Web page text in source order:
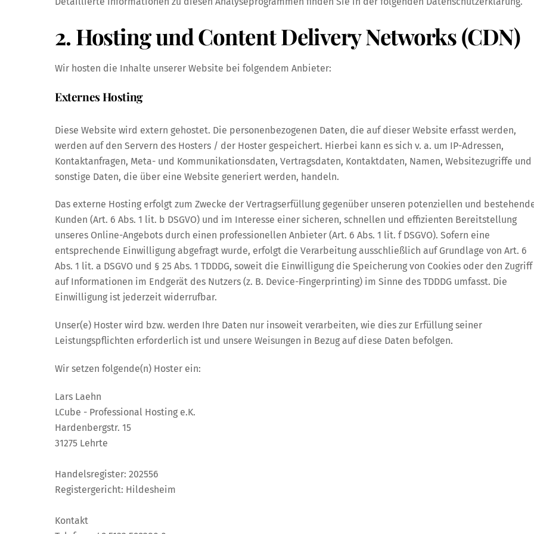
2. Hosting und Content Delivery Networks (CDN)
Wir hosten die Inhalte unserer Website bei folgendem Anbieter:
Externes Hosting
Diese Website wird extern gehostet. Die personenbezogenen Daten, die auf dieser Website erfasst werden,
werden auf den Servern des Hosters / der Hoster gespeichert. Hierbei kann es sich v. a. um IP-Adressen,
Kontaktanfragen, Meta- und Kommunikationsdaten, Vertragsdaten, Kontaktdaten, Namen, Websitezugriffe und
sonstige Daten, die über eine Website generiert werden, handeln.
Das externe Hosting erfolgt zum Zwecke der Vertragserfüllung gegenüber unseren potenziellen und
Kunden (Art. 6 Abs. 1 lit. b DSGVO) und im Interesse einer sicheren, schnellen und effizienten Bereitstellung
unseres Online-Angebots durch einen professionellen Anbieter (Art. 6 Abs. 1 lit. f DSGVO). Sofern eine
entsprechende Einwilligung abgefragt wurde, erfolgt die Verarbeitung ausschließlich auf Grundlage von Art. 6
Abs. 1 lit. a DSGVO und § 25 Abs. 1 TDDDG, soweit die Einwilligung die Speicherung von Cookies oder den Zugriff
auf Informationen im Endgerät des Nutzers (z. B. Device-Fingerprinting) im Sinne des TDDDG umfasst. Die
Einwilligung ist jederzeit widerrufbar.
Unser(e) Hoster wird bzw. werden Ihre Daten nur insoweit verarbeiten, wie dies zur Erfüllung seiner
Leistungspflichten erforderlich ist und unsere Weisungen in Bezug auf diese Daten befolgen.
Wir setzen folgende(n) Hoster ein:
Lars Laehn
LCube - Professional Hosting e.K.
Hardenbergstr. 15
31275 Lehrte
Handelsregister: 202556
Registergericht: Hildesheim
Kontakt